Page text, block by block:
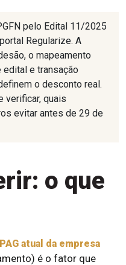
pelo Edital 11/2025
Regularize. A
o mapeamento
e transação
o desconto real.
verificar, quais
evitar antes de 29 de
o que
atual da empresa
é o fator que